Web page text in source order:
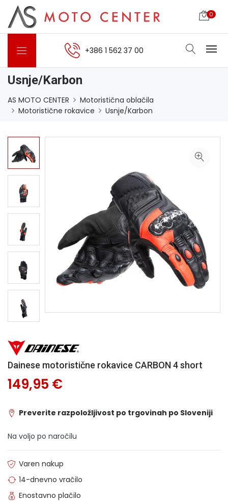
0
+386 1 562 37 00
Usnje/Karbon
AS MOTO CENTER
Motoristična oblačila
Motoristične rokavice
Usnje/Karbon
Dainese motoristične rokavice CARBON 4 short
149,95 €
Preverite razpoložljivost po trgovinah po Sloveniji
Na voljo po naročilu
Varen nakup
14-dnevno vračilo
Enostavno plačilo